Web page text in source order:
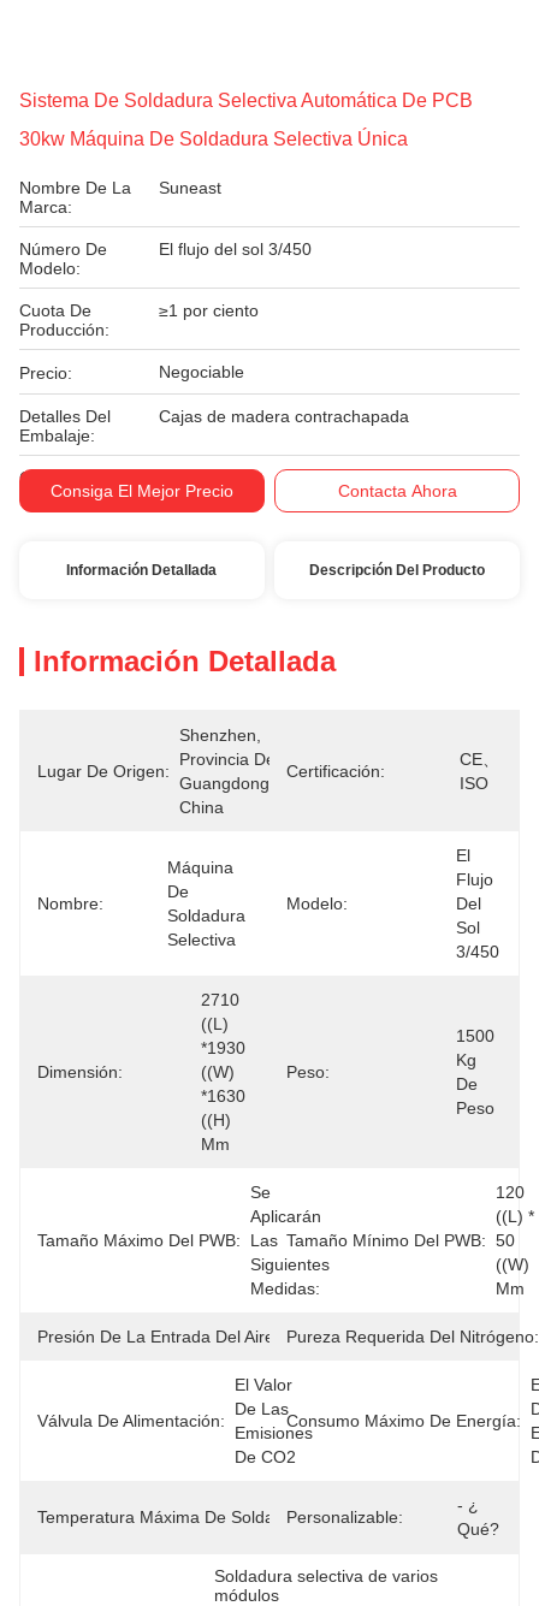
Sistema De Soldadura Selectiva Automática De PCB
30kw Máquina De Soldadura Selectiva Única
Nombre De La
Marca:
Suneast
Número De
Modelo:
El flujo del sol 3/450
Cuota De
Producción:
≥1 por ciento
Precio: Negociable
Detalles Del
Embalaje:
Cajas de madera contrachapada
Condiciones De
Pago:Consiga El Mejor Precio Contacta Ahora
Información Detallada Descripción Del Producto
Información Detallada
Lugar De Origen:
Shenzhen,
Provincia De
Guangdong,
China
Certificación:
CE、
ISO
Nombre:
Máquina
De
Soldadura
Selectiva
Modelo:
El
Flujo
Del
Sol
3/450
Dimensión:
2710
((L)
*1930
((W)
*1630
((H)
Mm
Peso:
1500
Kg
De
Peso
Tamaño Máximo Del PWB:
Se
Aplicarán
Las
Siguientes
Medidas:
Tamaño Mínimo Del PWB:
120
((L) *
50
((W)
Mm
Presión De La Entrada Del Aire: 0.6Mpa
Pureza Requerida Del Nitrógeno:
Válvula De Alimentación:
El Valor
De Las
Emisiones
De CO2
Consumo Máximo De Energía:
Temperatura Máxima De Soldadura: 330℃
Personalizable:
- ¿
Qué?
Soldadura selectiva de varios
módulos